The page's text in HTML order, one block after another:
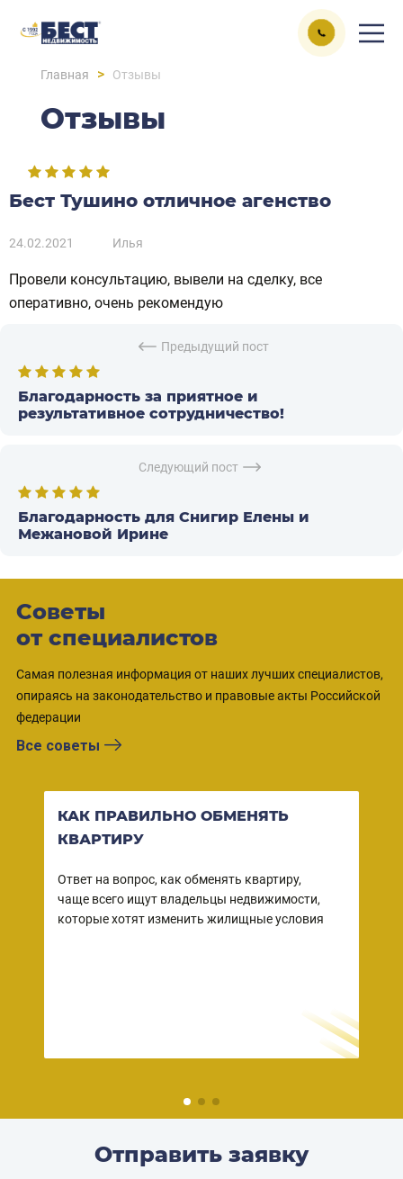
Главная > Отзывы
Отзывы
Бест Тушино отличное агенство
24.02.2021 Илья
Провели консультацию, вывели на сделку, все
оперативно, очень рекомендую
Предыдущий пост
Благодарность за приятное и
результативное сотрудничество!
Следующий пост
Благодарность для Снигир Елены и
Межановой Ирине
Советы
от специалистов
Самая полезная информация от наших лучших специалистов,
опираясь на законодательство и правовые акты Российской
федерации
Все советы
КАК ПРАВИЛЬНО ОБМЕНЯТЬ
КВАРТИРУ
Ответ на вопрос, как обменять квартиру,
чаще всего ищут владельцы недвижимости,
которые хотят изменить жилищные условия
Отправить заявку